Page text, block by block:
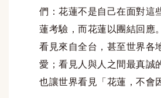
們：花蓮不是自己在面對這
蓮考驗，而花蓮以團結回應
看見來自全台，甚至世界各
愛；看見人與人之間最真誠
也讓世界看見「花蓮，不會